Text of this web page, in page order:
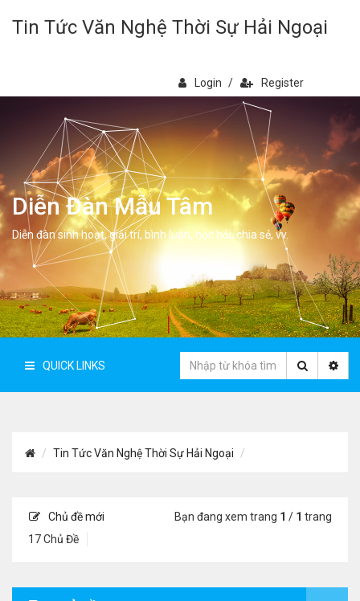
Tin Tức Văn Nghệ Thời Sự Hải Ngoại
Login / Register
Diễn Đàn Mẫu Tâm
Diễn đàn sinh hoạt, giải trí, bình luân, học hỏi, chia sẻ, vv.
QUICK LINKS
Tin Tức Văn Nghệ Thời Sự Hải Ngoại
Chủ đề mới
17 Chủ Đề
Bạn đang xem trang 1 / 1 trang